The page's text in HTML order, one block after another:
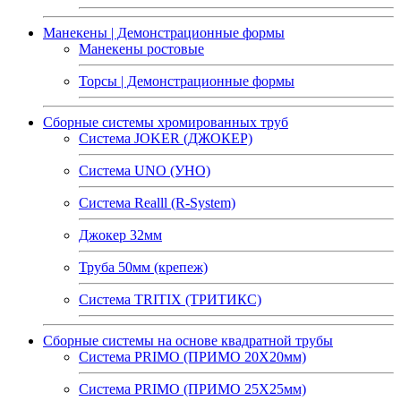
Манекены | Демонстрационные формы
Манекены ростовые
Торсы | Демонстрационные формы
Сборные системы хромированных труб
Система JOKER (ДЖОКЕР)
Система UNO (УНО)
Система Realll (R-System)
Джокер 32мм
Труба 50мм (крепеж)
Система TRITIX (ТРИТИКС)
Сборные системы на основе квадратной трубы
Система PRIMO (ПРИМО 20Х20мм)
Система PRIMO (ПРИМО 25Х25мм)